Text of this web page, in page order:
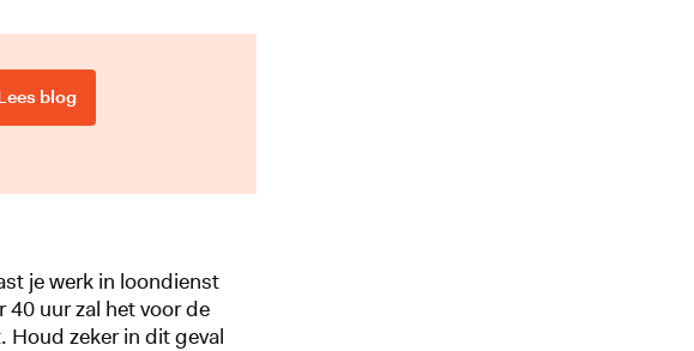
blog
je werk in loondienst
40 uur zal het voor de
Houd zeker in dit geval